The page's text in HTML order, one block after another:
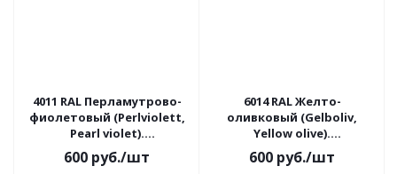
4011 RAL Перламутрово-
фиолетовый (Perlviolett,
Pearl violet).
Аэрозольный баллон с
краской
600 руб./шт
6014 RAL Желто-
оливковый (Gelboliv,
Yellow olive).
Аэрозольный баллон с
краской
600 руб./шт